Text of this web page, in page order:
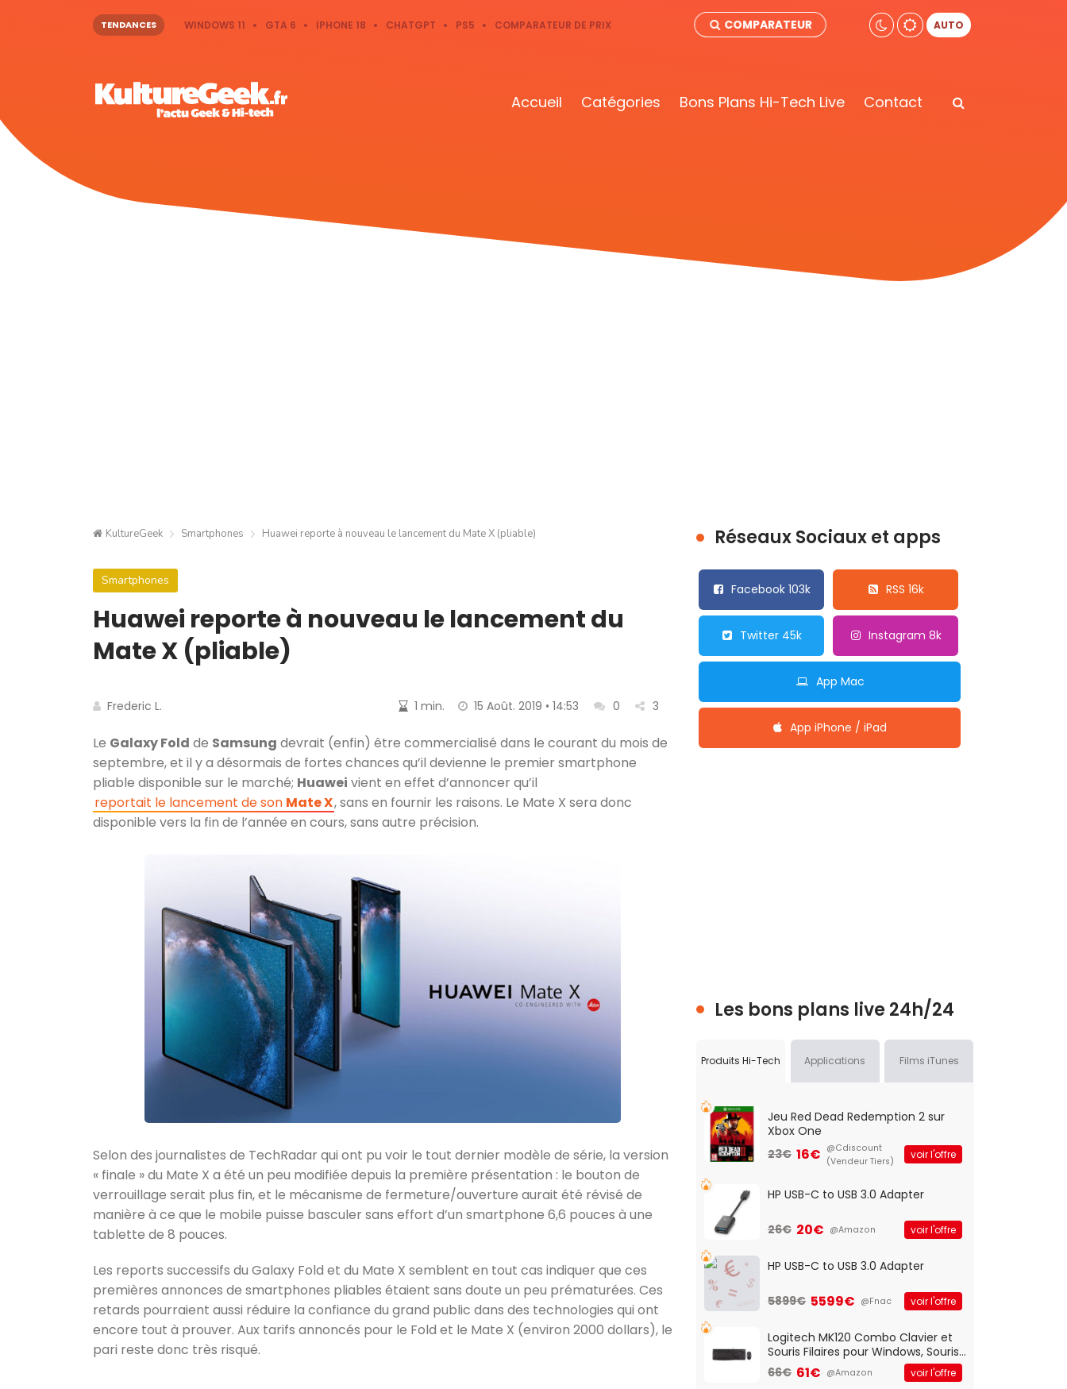
TENDANCES WINDOWS 11 GTA 6 IPHONE 18 CHATGPT PS5 COMPARATEUR DE PRIX COMPARATEUR AUTO
Accueil Catégories Bons Plans Hi-Tech Live Contact
KultureGeek Smartphones Huawei reporte à nouveau le lancement du Mate X (pliable)
Smartphones
Huawei reporte à nouveau le lancement du
Mate X (pliable)
Frederic L. 1 min. 15 Août. 2019 • 14:53 0 3
Le Galaxy Fold de Samsung devrait (enfin) être commercialisé dans le courant du mois de
septembre, et il y a désormais de fortes chances qu’il devienne le premier smartphone
pliable disponible sur le marché; Huawei vient en effet d’annoncer qu’il
reportait le lancement de son Mate X, sans en fournir les raisons. Le Mate X sera donc
disponible vers la fin de l’année en cours, sans autre précision.
Selon des journalistes de TechRadar qui ont pu voir le tout dernier modèle de série, la version
« finale » du Mate X a été un peu modifiée depuis la première présentation : le bouton de
verrouillage serait plus fin, et le mécanisme de fermeture/ouverture aurait été révisé de
manière à ce que le mobile puisse basculer sans effort d’un smartphone 6,6 pouces à une
tablette de 8 pouces.
Les reports successifs du Galaxy Fold et du Mate X semblent en tout cas indiquer que ces
premières annonces de smartphones pliables étaient sans doute un peu prématurées. Ces
retards pourraient aussi réduire la confiance du grand public dans des technologies qui ont
encore tout à prouver. Aux tarifs annoncés pour le Fold et le Mate X (environ 2000 dollars), le
pari reste donc très risqué.
Réseaux Sociaux et apps
Facebook 103k RSS 16k
Twitter 45k Instagram 8k
App Mac
App iPhone / iPad
Les bons plans live 24h/24
Produits Hi-Tech Applications Films iTunes
Jeu Red Dead Redemption 2 sur
Xbox One
23€ 16€ @Cdiscount
(Vendeur Tiers)
voir l'offre
HP USB-C to USB 3.0 Adapter
26€ 20€ @Amazon voir l'offre
HP USB-C to USB 3.0 Adapter
5899€ 5599€ @Fnac voir l'offre
Logitech MK120 Combo Clavier et
Souris Filaires pour Windows, Souris
Optique Filaire, Connexion USB Plug
And Play, Confortable, Taille
66€ 61€ @Amazon voir l'offre